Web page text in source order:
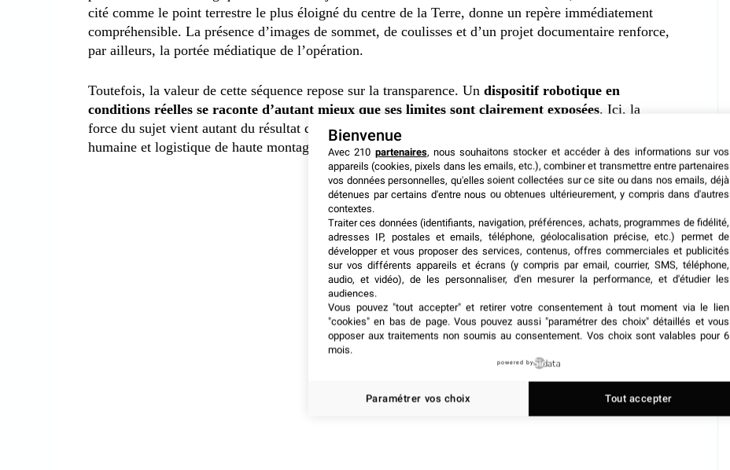
cité comme le point terrestre le plus éloigné du centre de la Terre, donne un repère immédiatement
compréhensible. La présence d’images de sommet, de coulisses et d’un projet documentaire renforce,
par ailleurs, la portée médiatique de l’opération.
Toutefois, la valeur de cette séquence repose sur la transparence. Un dispositif robotique en
conditions réelles se raconte d’autant mieux que ses limites sont clairement exposées. Ici, la
force du sujet vient autant du résultat que de la méthode, entre autonomie partielle, assistance
humaine et logistique de haute montagne.
Bienvenue
Avec 210 partenaires, nous souhaitons stocker et accéder à des informations sur vos
appareils (cookies, pixels dans les emails, etc.), combiner et transmettre entre partenaires
vos données personnelles, qu'elles soient collectées sur ce site ou dans nos emails, déjà
détenues par certains d'entre nous ou obtenues ultérieurement, y compris dans d'autres
contextes.
Traiter ces données (identifiants, navigation, préférences, achats, programmes de fidélité,
adresses IP, postales et emails, téléphone, géolocalisation précise, etc.) permet de
développer et vous proposer des services, contenus, offres commerciales et publicités
sur vos différents appareils et écrans (y compris par email, courrier, SMS, téléphone,
audio, et vidéo), de les personnaliser, d'en mesurer la performance, et d'étudier les
audiences.
Vous pouvez "tout accepter" et retirer votre consentement à tout moment via le lien
"cookies" en bas de page. Vous pouvez aussi "paramétrer des choix" détaillés et vous
opposer aux traitements non soumis au consentement. Vos choix sont valables pour 6
mois.
powered by
Paramétrer vos choix Tout accepter